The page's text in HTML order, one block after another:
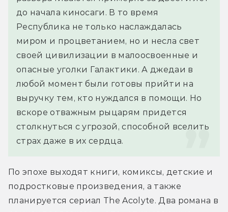
до начала киносаги. В то время
Республика не только наслаждалась
миром и процветанием, но и несла свет
своей цивилизации в малоосвоенные и
опасные уголки Галактики. А джедаи в
любой момент были готовы прийти на
выручку тем, кто нуждался в помощи. Но
вскоре отважным рыцарям придется
столкнуться с угрозой, способной вселить
страх даже в их сердца.
По эпохе выходят книги, комиксы, детские и
подростковые произведения, а также
планируется сериал The Acolyte. Два романа в